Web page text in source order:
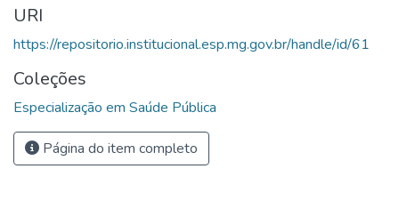
URI
https://repositorio.institucional.esp.mg.gov.br/handle/id/61
Coleções
Especialização em Saúde Pública
Página do item completo